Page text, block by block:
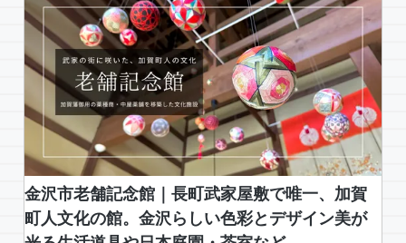
金沢市老舗記念館｜長町武家屋敷で唯一、加賀
町人文化の館。金沢らしい色彩とデザイン美が